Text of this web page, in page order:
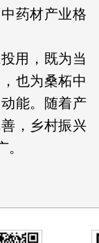
药材产业格
用，既为当
也为桑柘中
能。随着产
，乡村振兴